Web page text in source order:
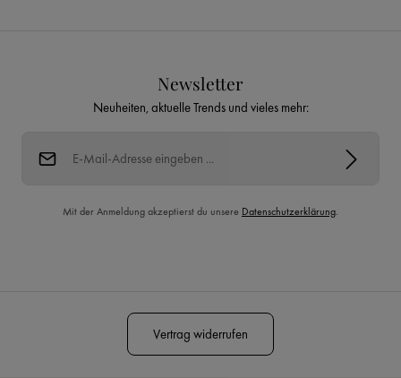
Newsletter
Neuheiten, aktuelle Trends und vieles mehr:
Mit der Anmeldung akzeptierst du unsere Datenschutzerklärung.
Vertrag widerrufen